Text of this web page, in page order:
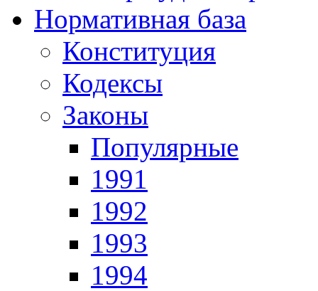
Нормативная база
Конституция
Кодексы
Законы
Популярные
1991
1992
1993
1994